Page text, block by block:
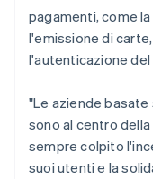
pagamenti, come
l'emissione di
l'autenticazione
"Le aziende
sono al centro
sempre colpito
suoi utenti e la
Lussemburgo
FrançaisDeutsch
Malaysia
English简体中文
English
Messico
Español English
Norvegia
English